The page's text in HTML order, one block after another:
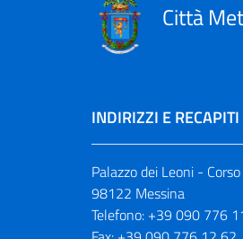
Città
INDIRIZZI E RECAPITI
Palazzo dei Leoni -
98122 Messina
Telefono: +39 090 776